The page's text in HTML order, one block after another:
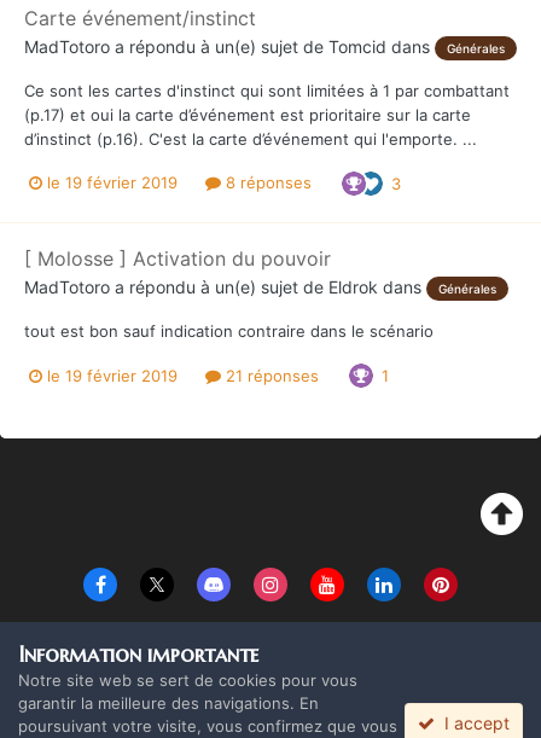
Carte événement/instinct
MadTotoro a répondu à un(e) sujet de Tomcid dans Générales
Ce sont les cartes d'instinct qui sont limitées à 1 par combattant
(p.17) et oui la carte d’événement est prioritaire sur la carte
d’instinct (p.16). C'est la carte d’événement qui l'emporte. ...
le 19 février 2019 8 réponses 3
[ Molosse ] Activation du pouvoir
MadTotoro a répondu à un(e) sujet de Eldrok dans Générales
tout est bon sauf indication contraire dans le scénario
le 19 février 2019 21 réponses 1
Copyright Monolith Board Games & The overlord 2016 ©
Powered by Invision Community
Information importante
Notre site web se sert de cookies pour vous
garantir la meilleure des navigations. En
poursuivant votre visite, vous confirmez que vous
I accept